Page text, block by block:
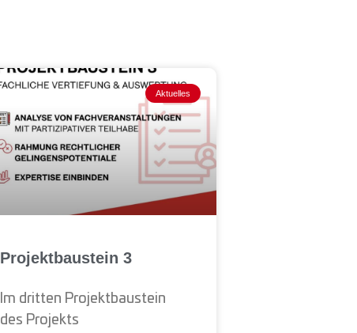
Aktuelles
Projektbaustein 3
Im dritten Projektbaustein
des Projekts